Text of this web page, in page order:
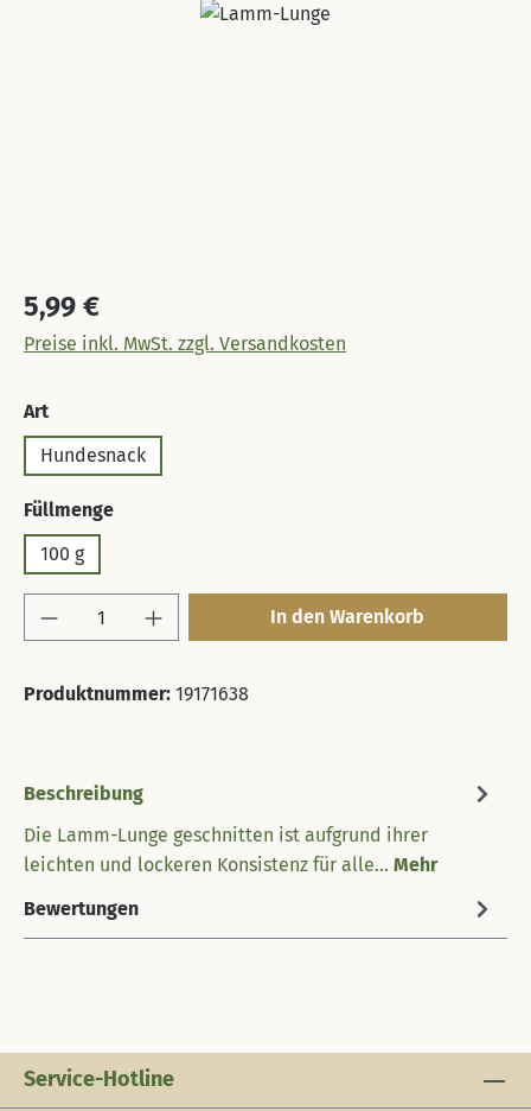
Bildergalerie überspringen
Regulärer Preis:
5,99 €
Preise inkl. MwSt. zzgl. Versandkosten
Artauswählen
Hundesnack
Füllmengeauswählen
100 g
Produkt Anzahl: Gib den gewünschten
In den Warenkorb
Produktnummer: 19171638
Beschreibung
Die Lamm-Lunge geschnitten ist aufgrund ihrer
leichten und lockeren Konsistenz für alle… Mehr
Bewertungen
Service-Hotline